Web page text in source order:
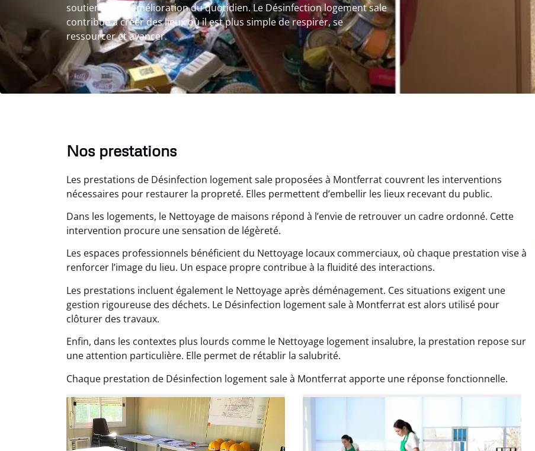
soutien dans l’amélioration du quotidien. Le Désinfection logement sale
contribue à créer des lieux où il est plus simple de respirer, se
ressourcer et avancer.
Nos prestations
Les prestations de Désinfection logement sale proposées à Montferrat couvrent les interventions
nécessaires pour restaurer la propreté. Elles permettent d’embellir les lieux recevant du public.
Dans les logements, le Nettoyage de maisons répond à l’envie de retrouver un cadre ordonné. Cette
intervention procure une sensation de légèreté.
Les espaces professionnels bénéficient du Nettoyage locaux commerciaux, où chaque prestation vise à
renforcer l’image du lieu. Un espace propre contribue à la fluidité des interactions.
Les prestations incluent également le Nettoyage après déménagement. Ces situations exigent une
gestion rigoureuse des déchets. Le Désinfection logement sale à Montferrat est alors utilisé pour
clôturer des travaux.
Enfin, dans les contextes plus lourds comme le Nettoyage logement insalubre, la prestation repose sur
une attention particulière. Elle permet de rétablir la salubrité.
Chaque prestation de Désinfection logement sale à Montferrat apporte une réponse fonctionnelle.
Léana Gresset
15 décembre 2025
Nettoyage après chantier
proprement.
Noham Giraudet
16 octobre 2025
Nettoyage d’appartement
rentrant chez soi.